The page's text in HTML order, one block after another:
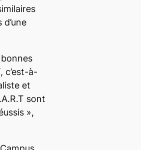
c’est-à-
et
sont
»,